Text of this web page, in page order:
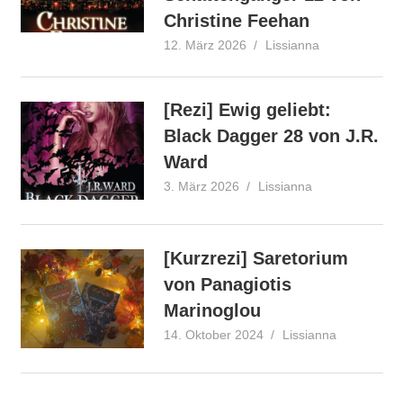
Christine Feehan
12. März 2026 LissiannaRezension
[Rezi] Ewig geliebt:
Black Dagger 28 von J.R.
Ward
3. März 2026 LissiannaRezension
[Kurzrezi] Saretorium
von Panagiotis
Marinoglou
14. Oktober 2024 Lissianna
Rezension